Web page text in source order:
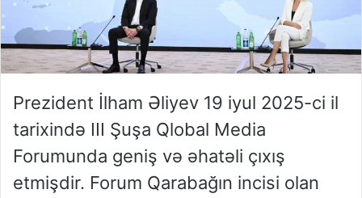
Prezident İlham Əliyev 19 iyul 2025-ci il
tarixində III Şuşa Qlobal Media
Forumunda geniş və əhatəli çıxış
etmişdir. Forum Qarabağın incisi olan